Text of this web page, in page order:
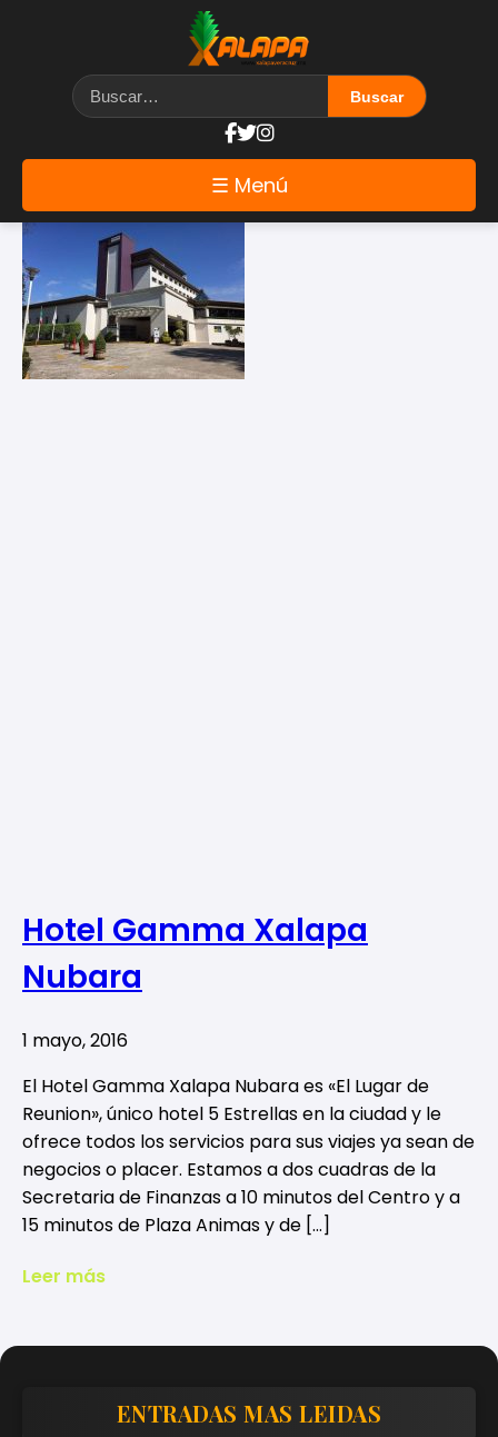
☰ Menú
Etiqueta: crowne plaza
Hotel Gamma Xalapa
Nubara
1 mayo, 2016
El Hotel Gamma Xalapa Nubara es «El Lugar de
Reunion», único hotel 5 Estrellas en la ciudad y le
ofrece todos los servicios para sus viajes ya sean de
negocios o placer. Estamos a dos cuadras de la
Secretaria de Finanzas a 10 minutos del Centro y a
15 minutos de Plaza Animas y de […]
Leer más
ENTRADAS MAS LEIDAS